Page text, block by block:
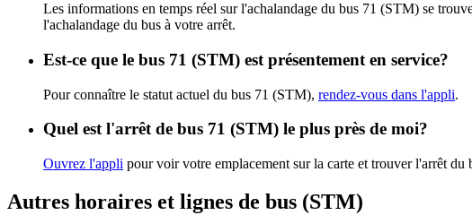
Les informations en temps réel sur l'achalandage du bus 71 (STM) se
l'achalandage du bus à votre arrêt.
Est-ce que le bus 71 (STM) est présentement en service?
Pour connaître le statut actuel du bus 71 (STM), rendez-vous dans l'appli.
Quel est l'arrêt de bus 71 (STM) le plus près de moi?
Ouvrez l'appli pour voir votre emplacement sur la carte et trouver l'arrêt du
Autres horaires et lignes de bus (STM)